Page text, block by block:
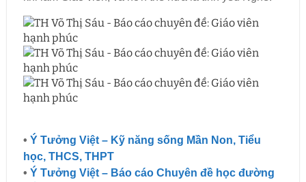
• Ý Tưởng Việt – Kỹ năng sống Mần Non, Tiểu
học, THCS, THPT
• Ý Tưởng Việt – Báo cáo Chuyên đề học đường